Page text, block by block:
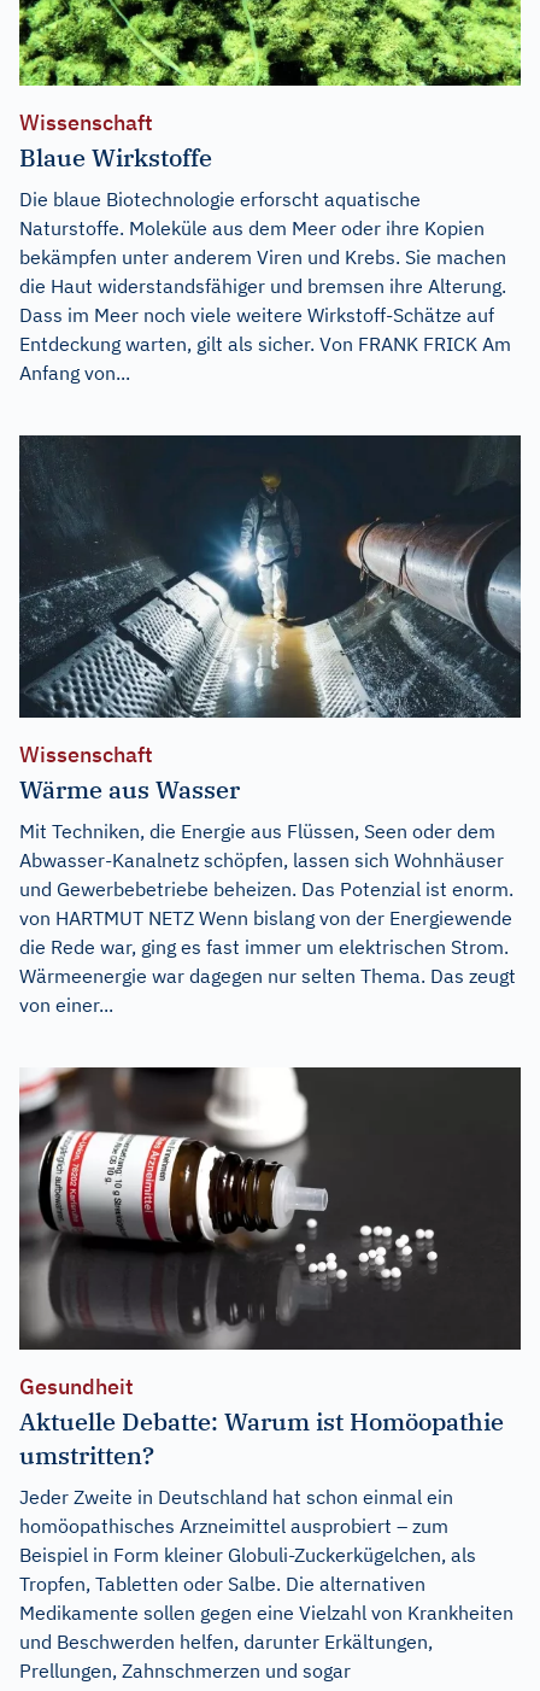
Wissenschaft
Blaue Wirkstoffe
Die blaue Biotechnologie erforscht aquatische
Naturstoffe. Moleküle aus dem Meer oder ihre Kopien
bekämpfen unter anderem Viren und Krebs. Sie machen
die Haut widerstandsfähiger und bremsen ihre Alterung.
Dass im Meer noch viele weitere Wirkstoff-Schätze auf
Entdeckung warten, gilt als sicher. Von FRANK FRICK Am
Anfang von...
Wissenschaft
Wärme aus Wasser
Mit Techniken, die Energie aus Flüssen, Seen oder dem
Abwasser-Kanalnetz schöpfen, lassen sich Wohnhäuser
und Gewerbebetriebe beheizen. Das Potenzial ist enorm.
von HARTMUT NETZ Wenn bislang von der Energiewende
die Rede war, ging es fast immer um elektrischen Strom.
Wärmeenergie war dagegen nur selten Thema. Das zeugt
von einer...
Gesundheit
Aktuelle Debatte: Warum ist Homöopathie
umstritten?
Jeder Zweite in Deutschland hat schon einmal ein
homöopathisches Arzneimittel ausprobiert – zum
Beispiel in Form kleiner Globuli-Zuckerkügelchen, als
Tropfen, Tabletten oder Salbe. Die alternativen
Medikamente sollen gegen eine Vielzahl von Krankheiten
und Beschwerden helfen, darunter Erkältungen,
Prellungen, Zahnschmerzen und sogar